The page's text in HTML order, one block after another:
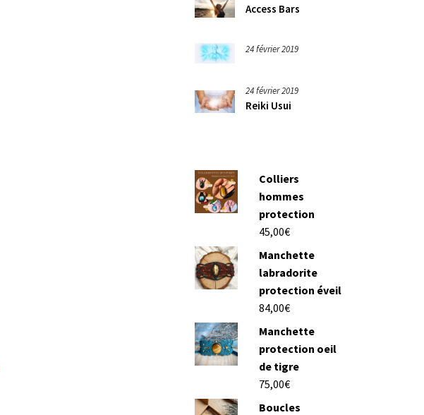
Access Bars
24 février 2019
24 février 2019
Reiki Usui
Colliers
hommes
protection
45,00€
Manchette
labradorite
protection éveil
84,00€
Manchette
protection oeil
de tigre
75,00€
Boucles